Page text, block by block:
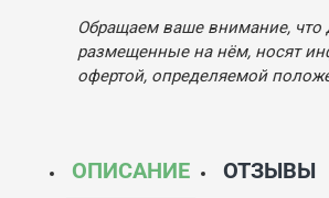
Обращаем ваше внимание, что
размещенные на нём, носят
офертой, определяемой
ОПИСАНИЕ ОТЗЫВЫ